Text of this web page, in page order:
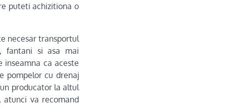
puteti achizitiona o
necesar transportul
fantani si asa mai
inseamna ca aceste
pompelor cu drenaj
producator la altul
va recomand